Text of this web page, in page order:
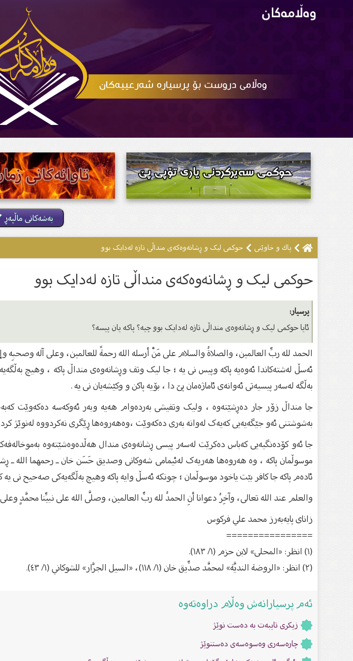
بەشەکانی ماڵپەڕ
پاك و خاوێنى حوکمى لیک و ڕشانەوەکەی منداڵی تازە لەدایک بوو
حوکمى لیک و ڕشانەوەکەی منداڵی تازە لەدایک بوو
پرسیار:
ئایا حوکمى لیک و ڕشانەوەی منداڵی تازە لەدایک بوو چیە؟ پاکە یان پیسە؟
الحمد لله ربِّ العالمين، والصلاةُ والسلام على مَنْ أرسله الله رحمةً للعالمين، وعلى آله وصحبِه
ئەسڵ لەشتەکاندا ئەوەیە پاکە وپیس نی یە ؛ جا لیک وتف وڕشانەوەی منداڵ پاکە ، وهیچ
بەڵگە لەسەر پیسیەتی ئەوانەی ئاماژەمان پێ دا ، بۆیە پاکن و وکێشەیان نی یە .
جا منداڵ زۆر جار دەڕشێتەوە ، ولیک وتفیشی بەردەوام هەیە وبەر ئەوکەسە دەکەوێت
بەشوشتنی ئەو جێگەیەیی کەیەک لەوانە بەری دەکەوێت ،وەهەروەها ڕێگری نەکردووە لەنوێژ
موسوڵمان پاکە ، وە هەروەها هەریەک لەئیمامی شەوکانی وصدیق حَسَن خان ـ رحمهما الله ـ
ئادەم پاکە جا کافر بێت یاخود موسوڵمان ؛ چونکە ئەسڵ وایە پاکە وهیچ بەڵگەیەکی صەحیح نی
والعلم عند الله تعالى، وآخِرُ دعوانا أنِ الحمدُ لله ربِّ العالمين، وصلَّى الله على نبيِّنا محمَّدٍ
زاناى پایەبەرز محمد علي فركوس
================
(١) انظر: «المحلى» لابن حزم (١/ ١٨٣).
(٢) انظر: «الروضة النديَّة» لمحمَّد صدِّيق خان (١/ ١١٨)، «السيل الجرَّار» للشوكاني (١/ ٤٣).
ئەم پرسیارانەش وەڵام دراوەتەوە
زيكری تایبەت بە دەست نوێژ
چارەسەری وەسوەسەی دەستنوێژ